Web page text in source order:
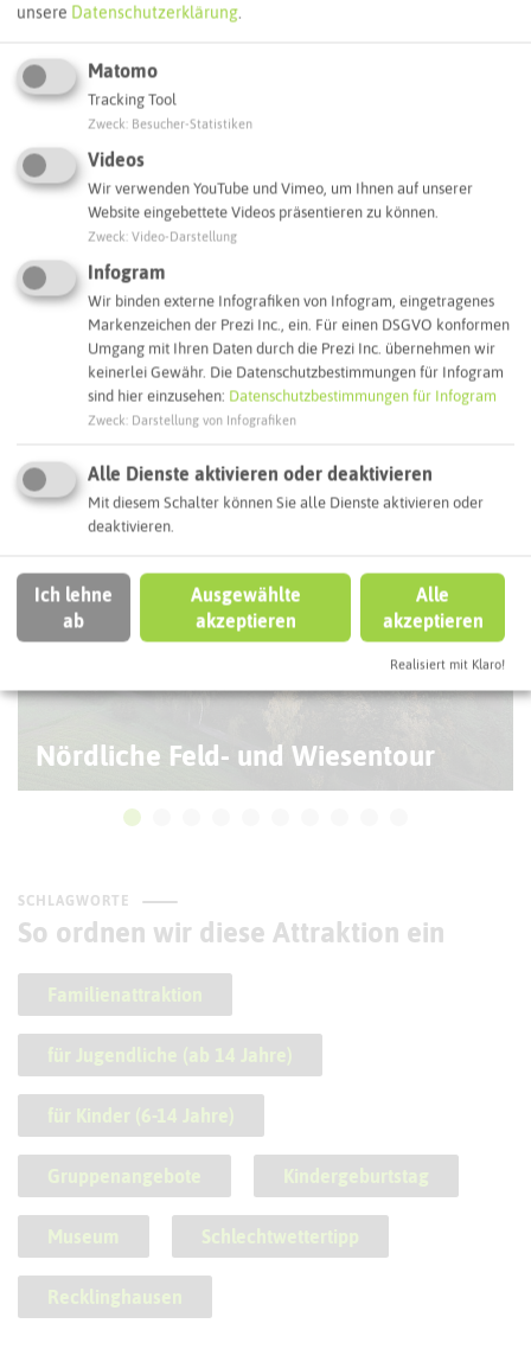
Interaktive Karte
Routenplanung zum Ziel:
ÖPNV-Route finden
Autoroute finden
ATTRAKTIONEN IN DER UMGEBUNG
Was ihr hier noch erleben könnt
Nördliche Feld- und Wiesentour
SCHLAGWORTE
So ordnen wir diese Attraktion ein
Familienattraktion
für Jugendliche (ab 14 Jahre)
für Kinder (6-14 Jahre)
Gruppenangebote Kindergeburtstag
Museum Schlechtwettertipp
Recklinghausen
unsere Datenschutzerklärung.
Matomo
Tracking Tool
Zweck Besucher-Statistiken
Videos
Wir verwenden YouTube und Vimeo, um Ihnen auf unserer
Website eingebettete Videos präsentieren zu können.
Zweck Video-Darstellung
Infogram
Wir binden externe Infografiken von Infogram, eingetragenes
Markenzeichen der Prezi Inc., ein. Für einen DSGVO konformen
Umgang mit Ihren Daten durch die Prezi Inc. übernehmen wir
keinerlei Gewähr. Die Datenschutzbestimmungen für Infogram
sind hier einzusehen: Datenschutzbestimmungen für Infogram
Zweck Darstellung von Infografiken
Alle Dienste aktivieren oder deaktivieren
Mit diesem Schalter können Sie alle Dienste aktivieren oder
deaktivieren.
Ich lehne
ab
Ausgewählte
akzeptieren
Alle
akzeptieren
Realisiert mit Klaro!